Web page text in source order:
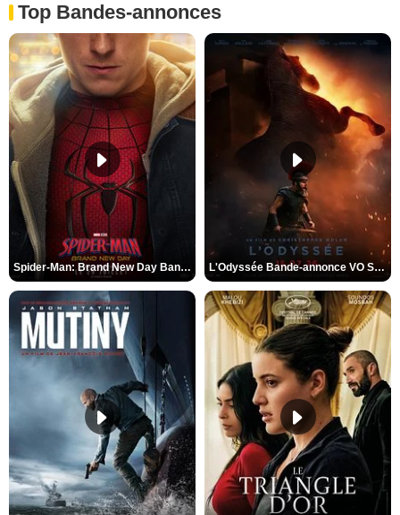
Top Bandes-annonces
Spider-Man: Brand New Day Bande-annonce VO STFR L'Odyssée Bande-annonce VO STFR